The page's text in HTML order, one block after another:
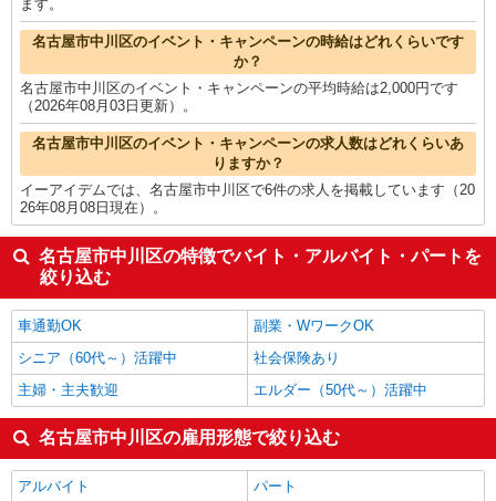
ます。
名古屋市中川区のイベント・キャンペーンの時給はどれくらいです
か？
名古屋市中川区のイベント・キャンペーンの平均時給は2,000円です
（2026年08月03日更新）。
名古屋市中川区のイベント・キャンペーンの求人数はどれくらいあ
りますか？
イーアイデムでは、名古屋市中川区で6件の求人を掲載しています（20
26年08月08日現在）。
名古屋市中川区の特徴でバイト・アルバイト・パートを
絞り込む
車通勤OK
副業・WワークOK
シニア（60代～）活躍中
社会保険あり
主婦・主夫歓迎
エルダー（50代～）活躍中
名古屋市中川区の雇用形態で絞り込む
アルバイト
パート